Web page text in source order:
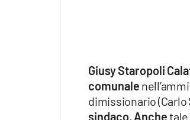
Giusy Staropoli
comunale
dimissionario (Carlo
sindaco. Anchetale